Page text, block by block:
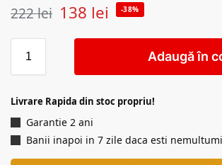
222lei 138 lei -38%
Adaugă în
Livrare Rapida din stoc propriu!
Garantie 2 ani
Banii inapoi in 7 zile daca esti